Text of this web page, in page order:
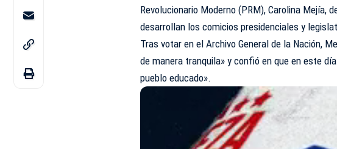
Revolucionario Moderno (PRM), Carolina Mejía,
desarrollan los comicios presidenciales y
Tras votar en el Archivo General de la Nación,
de manera tranquila» y confió en que en este
pueblo educado».